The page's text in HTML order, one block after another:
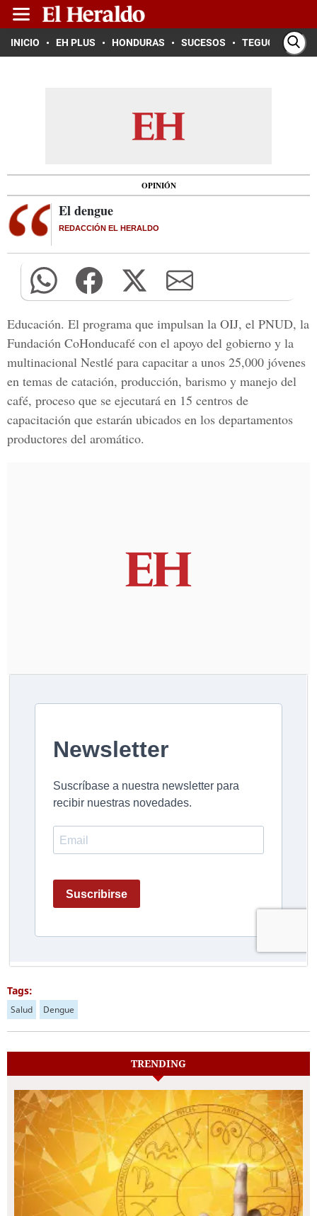
INICIO EH PLUS HONDURAS SUCESOS TEGUCIGALPA
OPINIÓN
El dengue
REDACCIÓN EL HERALDO
Educación. El programa que impulsan la OIJ, el PNUD, la
Fundación CoHonducafé con el apoyo del gobierno y la
multinacional Nestlé para capacitar a unos 25,000 jóvenes
en temas de catación, producción, barismo y manejo del
café, proceso que se ejecutará en 15 centros de
capacitación que estarán ubicados en los departamentos
productores del aromático.
Tags:
Salud Dengue
TRENDING